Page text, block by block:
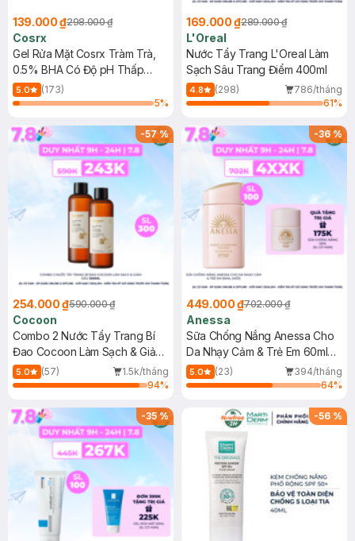
139.000 ₫298.000 ₫
Cosrx
Gel Rửa Mặt Cosrx Tràm Trà,
0.5% BHA Có Độ pH Thấp
150ml
5.0
(173)
5%
169.000 ₫289.000 ₫
L'Oreal
Nước Tẩy Trang L'Oreal Làm
Sạch Sâu Trang Điểm 400ml
4.8 (298)
786/tháng
61%
-57%
254.000 ₫590.000 ₫
Cocoon
Combo 2 Nước Tẩy Trang Bí
Đao Cocoon Làm Sạch & Giảm
Dầu 500ml
5.0 (57)
1.5k/tháng
94%
-36%
449.000 ₫702.000 ₫
Anessa
Sữa Chống Nắng Anessa Cho
Da Nhạy Cảm & Trẻ Em 60ml
(Mới)
5.0 (23)
394/tháng
64%
-35% -56 %